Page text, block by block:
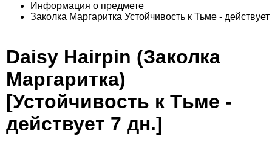
Информация о предмете
Заколка Маргаритка Устойчивость к Тьме -
Daisy Hairpin (Заколка
Маргаритка)
[Устойчивость к Тьме -
действует 7 дн.]